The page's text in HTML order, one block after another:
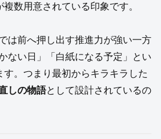
複数用意されている印象です。
は前へ押し出す推進力が強い一方
ない日」「白紙になる予定」とい
す。つまり最初からキラキラした
しの物語として設計されているの